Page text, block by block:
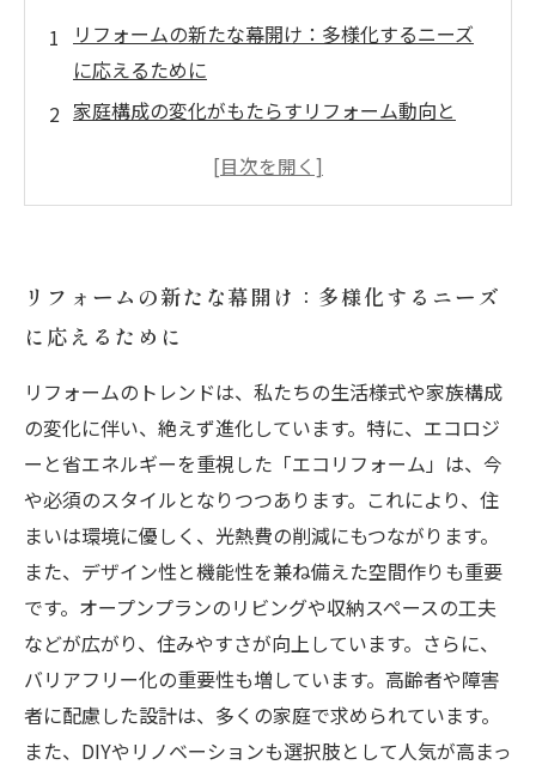
リフォームの新たな幕開け：多様化するニーズ
に応えるために
家庭構成の変化がもたらすリフォーム動向と
エコリフォームがもたらす未来：省エネルギー
る
バリアフリー化の必要性とそのメリット
DIYで作る自分だけの空間：リノベーションの魅
力
これからの住まい作り：最新トレンドを活かす
方法
リフォームの新たな幕開け：多様化するニーズ
に応えるために
リフォームのトレンドは、私たちの生活様式や家族構成
の変化に伴い、絶えず進化しています。特に、エコロジ
ーと省エネルギーを重視した「エコリフォーム」は、今
や必須のスタイルとなりつつあります。これにより、住
まいは環境に優しく、光熱費の削減にもつながります。
また、デザイン性と機能性を兼ね備えた空間作りも重要
です。オープンプランのリビングや収納スペースの工夫
などが広がり、住みやすさが向上しています。さらに、
バリアフリー化の重要性も増しています。高齢者や障害
者に配慮した設計は、多くの家庭で求められています。
また、DIYやリノベーションも選択肢として人気が高まっ